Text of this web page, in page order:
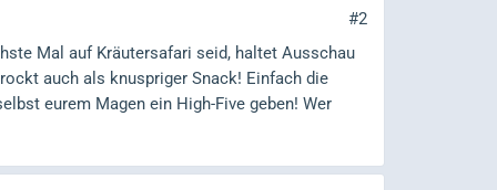
#2
Mal auf Kräutersafari seid, haltet Ausschau
auch als knuspriger Snack! Einfach die
eurem Magen ein High-Five geben! Wer